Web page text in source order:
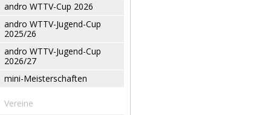
andro WTTV-Cup 2026
andro WTTV-Jugend-Cup
2025/26
andro WTTV-Jugend-Cup
2026/27
mini-Meisterschaften
Vereine